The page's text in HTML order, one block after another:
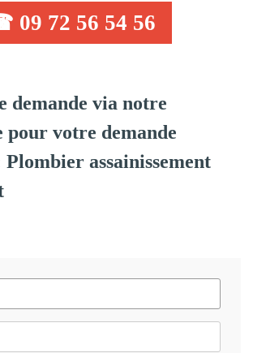
09 72 56 54 56
demande via notre
votre demande
assainissement